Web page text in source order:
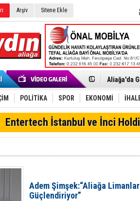
Arşiv Sitene Ekle
Menemen
Furkan
Chp
AK Parti
SOCAR
Trafiği
Alto,
Chp
Aliağa-
POLİTİKA SPOR EKONOMİ
Entertech İstanbul ve İnci
Adem Şimşek:“Aliağa
Güçlendiriyor”